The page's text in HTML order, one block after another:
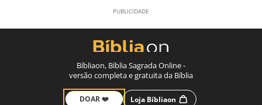
Bíbliaon, Bíblia Sagrada Online -
versão completa e gratuita da Bíblia
DOAR ❤️ Loja Bíbliaon